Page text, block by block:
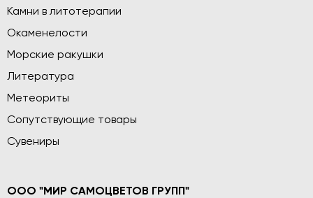
Камни в литотерапии
Окаменелости
Морские ракушки
Литература
Метеориты
Сопутствующие товары
Сувениры
ООО "МИР САМОЦВЕТОВ ГРУПП"